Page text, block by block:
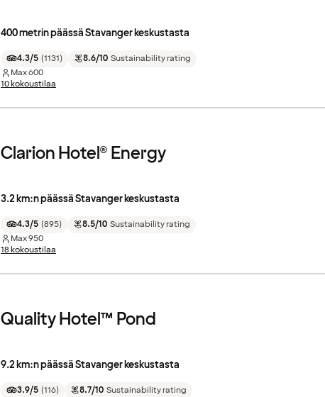
400 metrin päässä Stavanger keskustasta
4.3/5 (1131) 8.6/10 Sustainability rating
Max600
10 kokoustilaa
Clarion Hotel® Energy
3.2 km:n päässä Stavanger keskustasta
4.3/5 (895) 8.5/10 Sustainability rating
Max950
18 kokoustilaa
Quality Hotel™ Pond
9.2 km:n päässä Stavanger keskustasta
3.9/5 (116) 8.7/10 Sustainability rating